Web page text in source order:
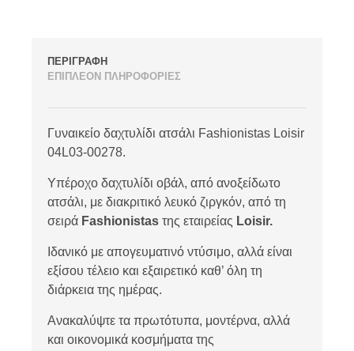
ΠΕΡΙΓΡΑΦΗ
ΕΠΙΠΛΕΟΝ ΠΛΗΡΟΦΟΡΙΕΣ
Γυναικείο δαχτυλίδι ατσάλι Fashionistas Loisir
04L03-00278.
Υπέροχο δαχτυλίδι οβάλ, από ανοξείδωτο
ατσάλι, με διακριτικό λευκό ζιργκόν, από τη
σειρά Fashionistas της εταιρείας Loisir.
Ιδανικό με απογευματινό ντύσιμο, αλλά είναι
εξίσου τέλειο και εξαιρετικό καθ’ όλη τη
διάρκεια της ημέρας.
Ανακαλύψτε τα πρωτότυπα, μοντέρνα, αλλά
και οικονομικά κοσμήματα της